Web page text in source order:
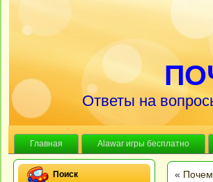
Ответы на
Главная Alawar игры бесплатно
Поиск «